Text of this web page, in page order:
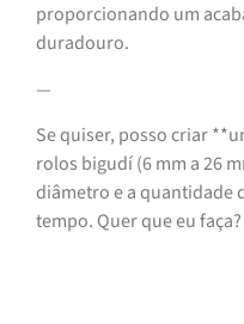
proporcionando um
duradouro.
—
Se quiser, posso criar
rolos bigudí (6 mm a 26
diâmetro e a quantidade
tempo. Quer que eu faça?